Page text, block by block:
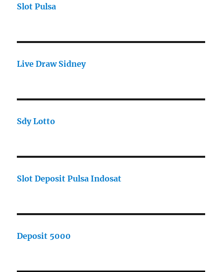
Slot Pulsa
Live Draw Sidney
Sdy Lotto
Slot Deposit Pulsa Indosat
Deposit 5000